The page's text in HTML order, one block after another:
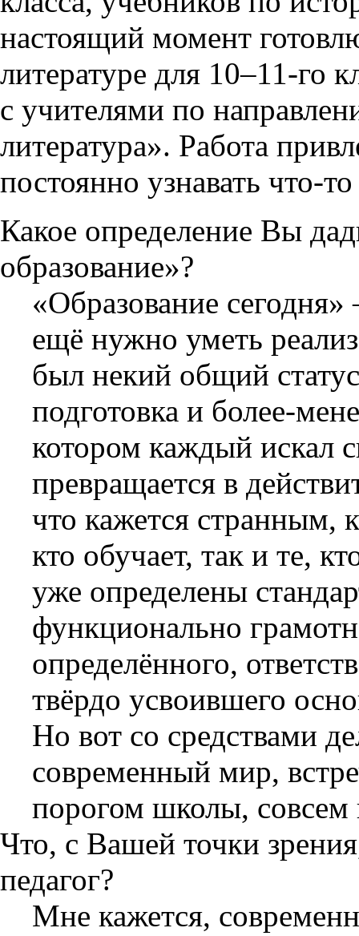
настоящий момент
литературе для 10–11-го
с учителями по
литература». Работа
постоянно узнавать что-
Какое определение Вы
образование»?
«Образование
ещё нужно уметь
был некий общий
подготовка и более-
котором каждый искал
превращается в
что кажется странным,
кто обучает, так и те,
уже определены
функционально
определённого,
твёрдо усвоившего
Но вот со средствами
современный мир,
порогом школы,
Что, с Вашей точки
педагог?
Мне кажется,